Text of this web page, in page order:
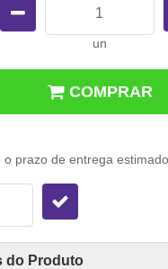
un
COMPRAR
o prazo de entrega
do Produto